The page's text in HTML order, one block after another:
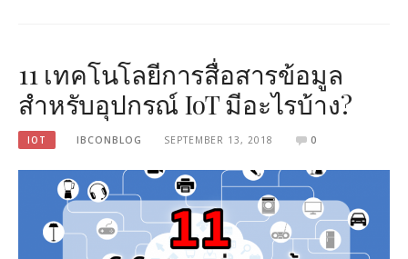
11 เทคโนโลยีการสื่อสารข้อมูล
สำหรับอุปกรณ์ IoT มีอะไรบ้าง?
IOT IBCONBLOG SEPTEMBER 13, 2018 0